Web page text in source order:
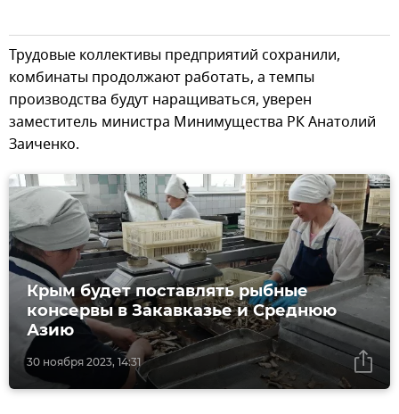
Трудовые коллективы предприятий сохранили,
комбинаты продолжают работать, а темпы
производства будут наращиваться, уверен
заместитель министра Минимущества РК Анатолий
Заиченко.
30 ноября 2023, 14:31
Крым будет поставлять рыбные
консервы в Закавказье и Среднюю
Азию